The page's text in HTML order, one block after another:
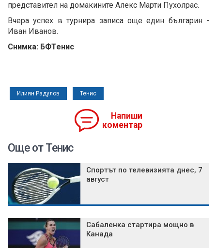
представител на домакините Алекс Марти Пухолрас.
Вчера успех в турнира записа още един българин -
Иван Иванов.
Снимка: БФТенис
Илиян Радулов Тенис
Напиши
коментар
Още от Тенис
Спортът по телевизията днес, 7
август
Сабаленка стартира мощно в
Канада